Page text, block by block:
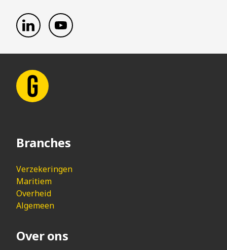
Branches
Verzekeringen
Maritiem
Overheid
Algemeen
Over ons